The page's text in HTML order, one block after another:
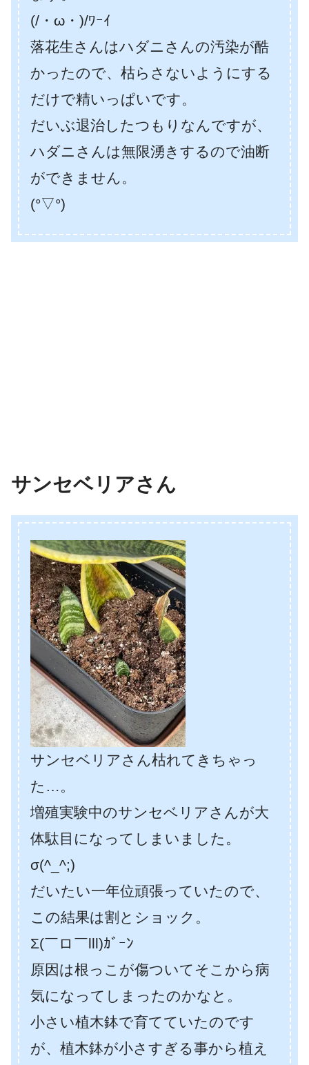
(/・ω・)/ﾜｰｲ
落花生さんはハダニさんの汚染が酷
かったので、枯らさないようにする
だけで精いっぱいです。
だいぶ退治したつもりなんですが、
ハダニさんは無限湧きするので油断
ができません。
(°▽°)
サンセベリアさん
サンセベリアさん枯れてきちゃっ
た…。
増殖実験中のサンセベリアさんが大
体駄目になってしまいました。
σ(^_^;)
だいたい一年位頑張っていたので、
この結果は割とショック。
Σ(￣ロ￣lll)ｶﾞｰﾝ
原因は根っこが傷ついてそこから病
気になってしまったのかなと。
小さい植木鉢で育てていたのです
が、植木鉢が小さすぎる事から植え